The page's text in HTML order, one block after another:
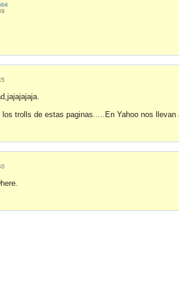
trolls de estas paginas.....En Yahoo nos llevan